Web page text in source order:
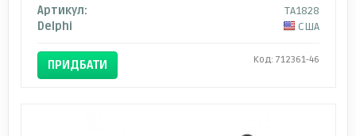
Артикул:
TA1828
Delphi
США
ПРИДБАТИ Код: 712361-46